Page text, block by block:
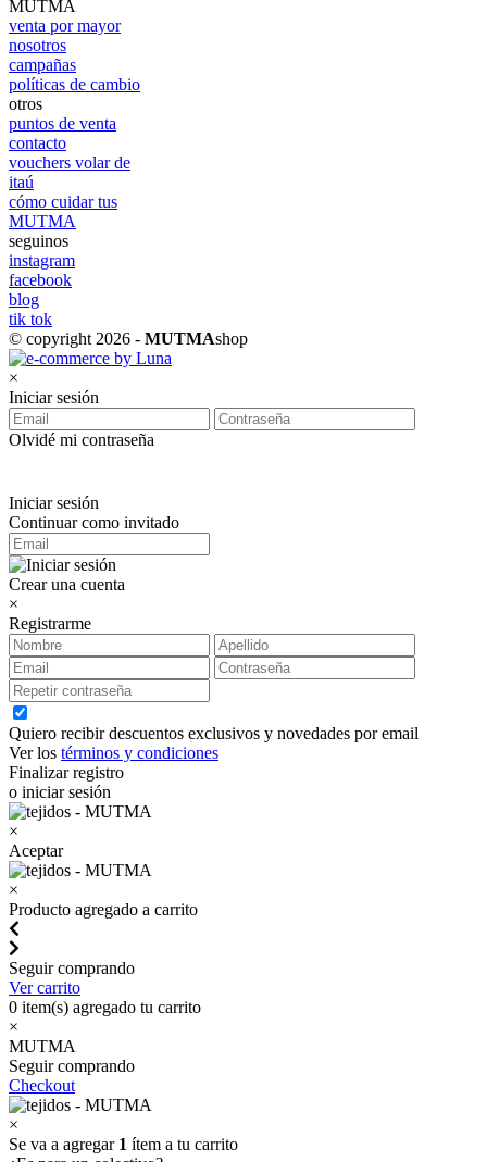
MUTMA
venta por mayor
nosotros
campañas
políticas de cambio
otros
puntos de venta
contacto
vouchers volar de
itaú
cómo cuidar tus
MUTMA
seguinos
instagram
facebook
blog
tik tok
© copyright 2026 - MUTMAshop
×
Iniciar sesión
Olvidé mi contraseña
Iniciar sesión
Continuar como invitado
Crear una cuenta
×
Registrarme
Quiero recibir descuentos exclusivos y novedades por email
Ver los términos y condiciones
Finalizar registro
o iniciar sesión
×
Aceptar
×
Producto agregado a carrito
Seguir comprando
Ver carrito
0 item(s) agregado tu carrito
×
MUTMA
Seguir comprando
Checkout
×
Se va a agregar 1 ítem a tu carrito